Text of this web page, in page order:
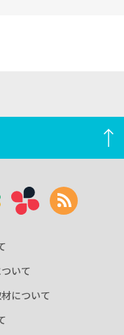
いて
について